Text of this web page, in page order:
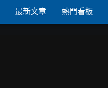
最新文章 熱門看板